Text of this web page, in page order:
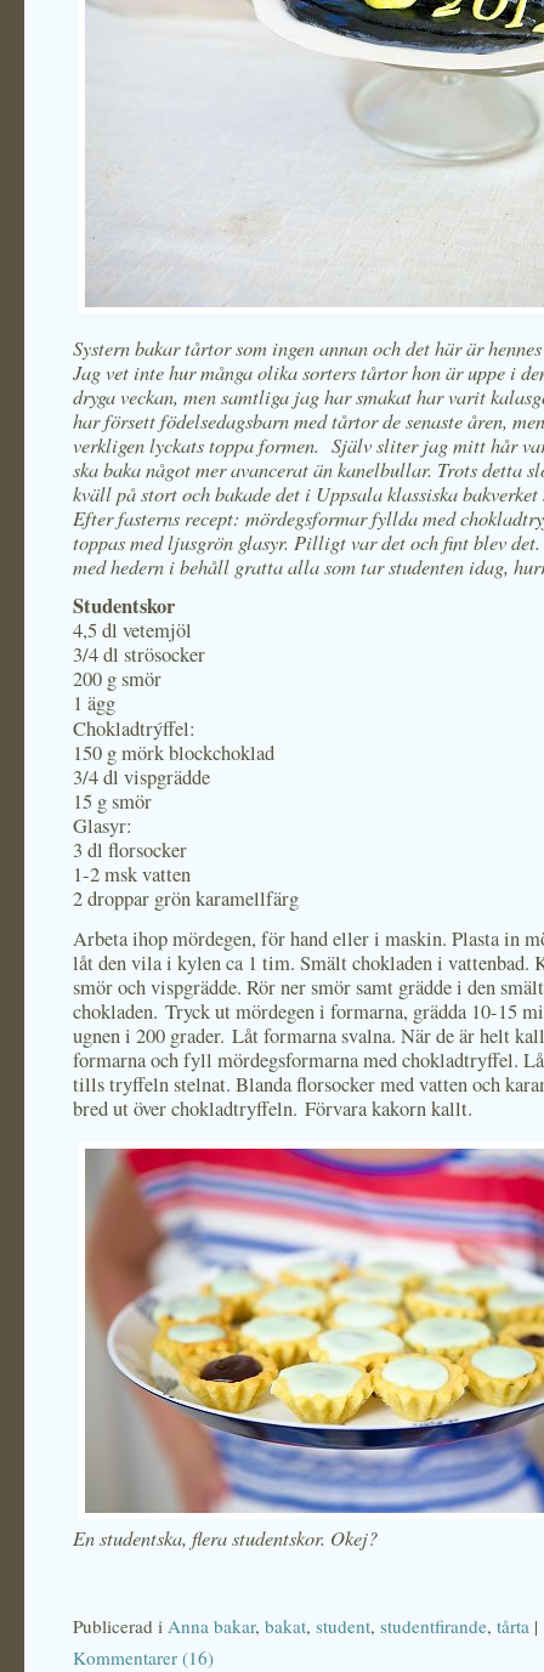
Systern bakar tårtor som ingen annan och det här är
Jag vet inte hur många olika sorters tårtor hon är uppe i
dryga veckan, men samtliga jag har smakat har varit
har försett födelsedagsbarn med tårtor de senaste åren,
verkligen lyckats toppa formen. Själv sliter jag mitt hår
ska baka något mer avancerat än kanelbullar. Trots detta
kväll på stort och bakade det i Uppsala klassiska bakverket
Efter fasterns recept: mördegsformar fyllda med
toppas med ljusgrön glasyr. Pilligt var det och fint blev
med hedern i behåll gratta alla som tar studenten idag,
Studentskor
4,5 dl vetemjöl
3/4 dl strösocker
200 g smör
1 ägg
Chokladtrýffel:
150 g mörk blockchoklad
3/4 dl vispgrädde
15 g smör
Glasyr:
3 dl florsocker
1-2 msk vatten
2 droppar grön karamellfärg
Arbeta ihop mördegen, för hand eller i maskin. Plasta in
låt den vila i kylen ca 1 tim. Smält chokladen i vattenbad.
smör och vispgrädde. Rör ner smör samt grädde i den
chokladen. Tryck ut mördegen i formarna, grädda 10-15
ugnen i 200 grader. Låt formarna svalna. När de är helt
formarna och fyll mördegsformarna med chokladtryffel.
tills tryffeln stelnat. Blanda florsocker med vatten och
bred ut över chokladtryffeln. Förvara kakorn kallt.
En studentska, flera studentskor. Okej?
Publicerad i Anna bakar, bakat, student, studentfirande, tårta |
Kommentarer (16)